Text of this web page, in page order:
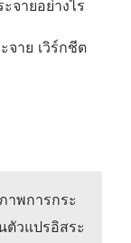
จายอย่างไร
จาย เวิร์กชีต
าพการกระ
ตัวแปรอิสระ